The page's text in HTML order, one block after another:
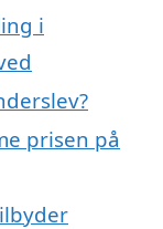
i
prisen på